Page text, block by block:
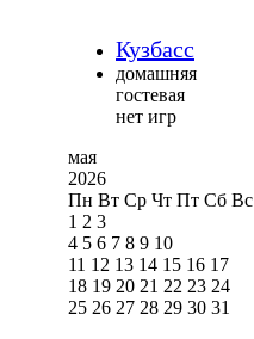
Кузбасс
домашняя
гостевая
нет игр
мая
2026
Пн Вт Ср Чт Пт Сб Вс
1 2 3
4 5 6 7 8 9 10
11 12 13 14 15 16 17
18 19 20 21 22 23 24
25 26 27 28 29 30 31